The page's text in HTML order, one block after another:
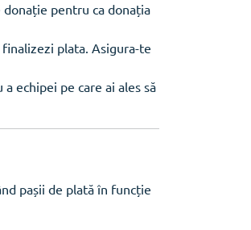
donație pentru ca donația
plata. Asigura-te
echipei pe care ai ales să
pașii de plată în funcție